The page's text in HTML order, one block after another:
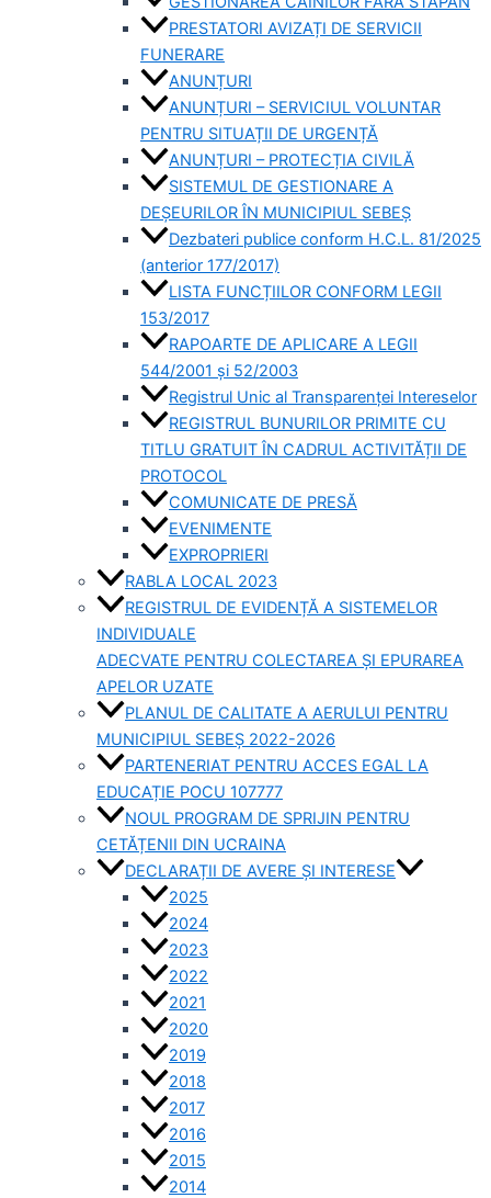
PRESTATORI AVIZAȚI DE SERVICII
FUNERARE
ANUNȚURI
ANUNȚURI – SERVICIUL VOLUNTAR
PENTRU SITUAȚII DE URGENȚĂ
ANUNȚURI – PROTECȚIA CIVILĂ
SISTEMUL DE GESTIONARE A
DEȘEURILOR ÎN MUNICIPIUL SEBEȘ
Dezbateri publice conform H.C.L. 81/2025
(anterior 177/2017)
LISTA FUNCȚIILOR CONFORM LEGII
153/2017
RAPOARTE DE APLICARE A LEGII
544/2001 și 52/2003
Registrul Unic al Transparenței Intereselor
REGISTRUL BUNURILOR PRIMITE CU
TITLU GRATUIT ÎN CADRUL ACTIVITĂȚII DE
PROTOCOL
COMUNICATE DE PRESĂ
EVENIMENTE
EXPROPRIERI
RABLA LOCAL 2023
REGISTRUL DE EVIDENȚĂ A SISTEMELOR
INDIVIDUALE
ADECVATE PENTRU COLECTAREA ȘI EPURAREA
APELOR UZATE
PLANUL DE CALITATE A AERULUI PENTRU
MUNICIPIUL SEBEȘ 2022-2026
PARTENERIAT PENTRU ACCES EGAL LA
EDUCAȚIE POCU 107777
NOUL PROGRAM DE SPRIJIN PENTRU
CETĂȚENII DIN UCRAINA
DECLARAȚII DE AVERE ȘI INTERESE
2025
2024
2023
2022
2021
2020
2019
2018
2017
2016
2015
2014